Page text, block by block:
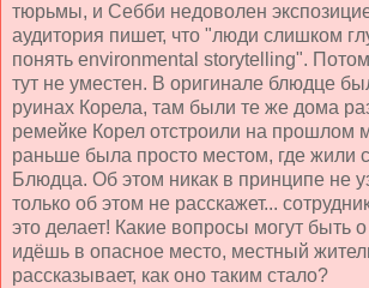
тюрьмы, и Себби недоволен
аудитория пишет, что "люди слишком
понять environmental storytelling".
тут не уместен. В оригинале блюдце
руинах Корела, там были те же дома
ремейке Корел отстроили на прошлом
раньше была просто местом, где жили
Блюдца. Об этом никак в принципе не
только об этом не расскажет...
это делает! Какие вопросы могут быть
идёшь в опасное место, местный
рассказывает, как оно таким стало?